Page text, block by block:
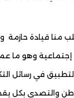
منا قيادة حازمة
وهو ما
في رسائل
والتصدي بكل